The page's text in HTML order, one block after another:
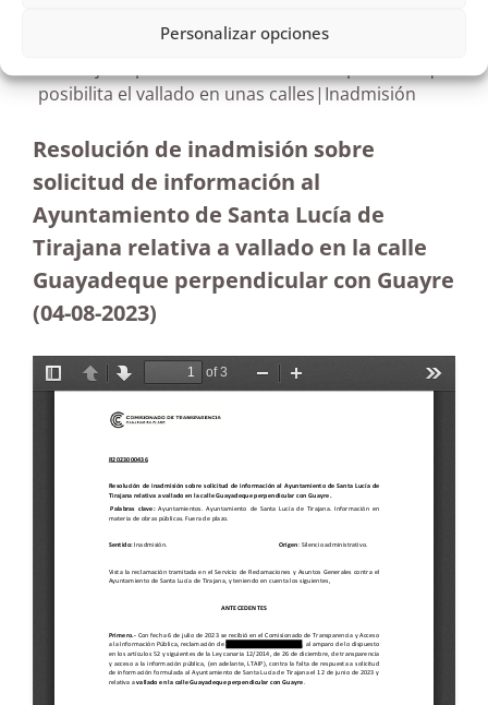
Personalizar opciones
Solicitud al Ayuntamiento de Santa Lucía de
posibilita el vallado en unas calles|Inadmisión
Resolución de inadmisión sobre
solicitud de información al
Ayuntamiento de Santa Lucía de
Tirajana relativa a vallado en la calle
Guayadeque perpendicular con Guayre
(04-08-2023)